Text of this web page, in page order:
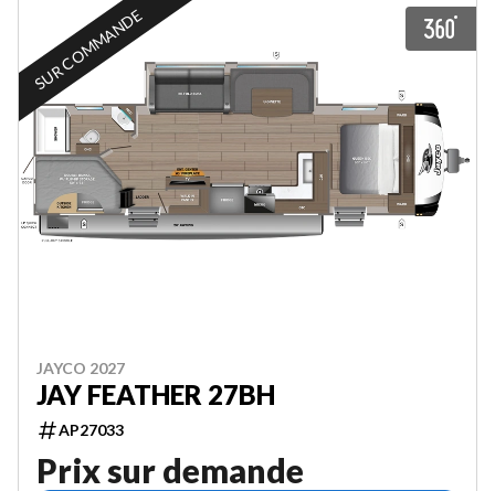
SUR COMMANDE
JAYCO 2027
JAY FEATHER 27BH
AP27033
Prix sur demande